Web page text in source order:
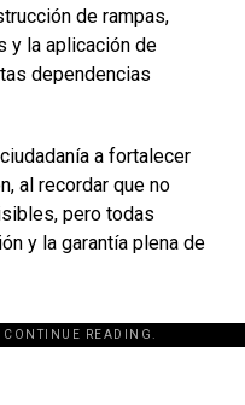
de rampas,
y la aplicación de
dependencias
a fortalecer
al recordar que no
pero todas
y la garantía plena de
READING.